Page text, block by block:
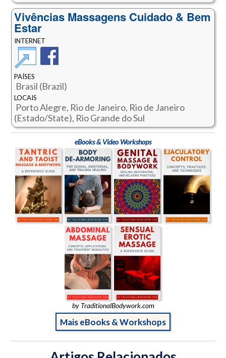
Vivências Massagens Cuidado & Bem
Estar
INTERNET
PAÍSES
Brasil (Brazil)
LOCAIS
Porto Alegre, Rio de Janeiro, Rio de Janeiro
(Estado/State), Rio Grande do Sul
eBooks & Video Workshops
by TraditionalBodywork.com
Mais eBooks & Workshops